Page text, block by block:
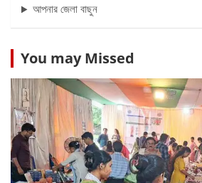
আপনার জেলা বাছুন
You may Missed